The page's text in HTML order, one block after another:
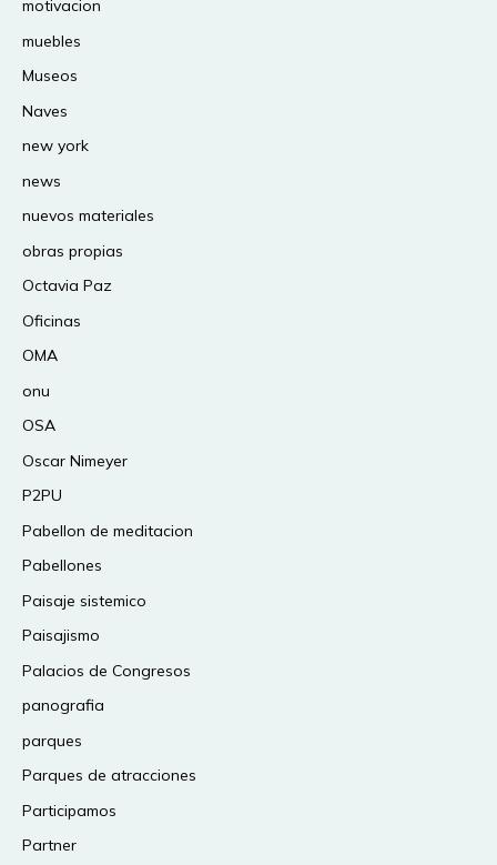
motivacion
muebles
Museos
Naves
new york
news
nuevos materiales
obras propias
Octavia Paz
Oficinas
OMA
onu
OSA
Oscar Nimeyer
P2PU
Pabellon de meditacion
Pabellones
Paisaje sistemico
Paisajismo
Palacios de Congresos
panografia
parques
Parques de atracciones
Participamos
Partner